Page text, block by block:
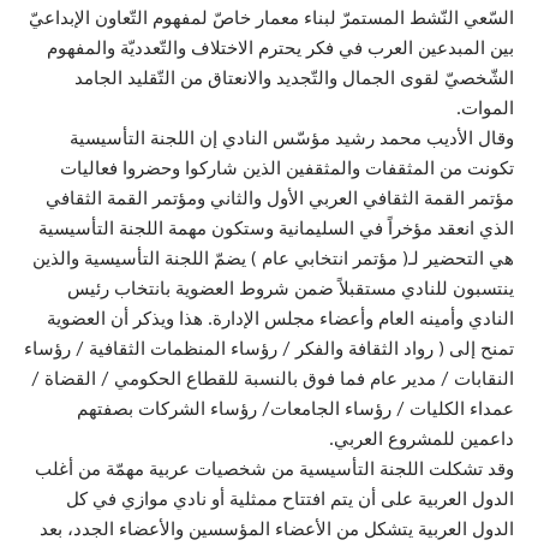
السّعي النّشط المستمرّ لبناء معمار خاصّ لمفهوم التّعاون الإبداعيّ
بين المبدعين العرب في فكر يحترم الاختلاف والتّعدديّة والمفهوم
الشّخصيّ لقوى الجمال والتّجديد والانعتاق من التّقليد الجامد
الموات.
وقال الأديب محمد رشيد مؤسّس النادي إن اللجنة التأسيسية
تكونت من المثقفات والمثقفين الذين شاركوا وحضروا فعاليات
مؤتمر القمة الثقافي العربي الأول والثاني ومؤتمر القمة الثقافي
الذي انعقد مؤخراً في السليمانية وستكون مهمة اللجنة التأسيسية
هي التحضير لـ( مؤتمر انتخابي عام ) يضمّ اللجنة التأسيسية والذين
ينتسبون للنادي مستقبلاً ضمن شروط العضوية بانتخاب رئيس
النادي وأمينه العام وأعضاء مجلس الإدارة. هذا ويذكر أن العضوية
تمنح إلى ( رواد الثقافة والفكر / رؤساء المنظمات الثقافية / رؤساء
النقابات / مدير عام فما فوق بالنسبة للقطاع الحكومي / القضاة /
عمداء الكليات / رؤساء الجامعات/ رؤساء الشركات بصفتهم
داعمين للمشروع العربي.
وقد تشكلت اللجنة التأسيسية من شخصيات عربية مهمّة من أغلب
الدول العربية على أن يتم افتتاح ممثلية أو نادي موازي في كل
الدول العربية يتشكل من الأعضاء المؤسسين والأعضاء الجدد، بعد